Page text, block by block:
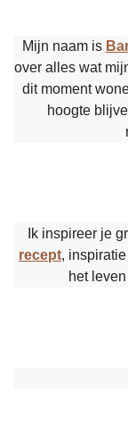
Mijn naam is
over alles wat
dit moment
hoogte
Ik inspireer je
recept,
het